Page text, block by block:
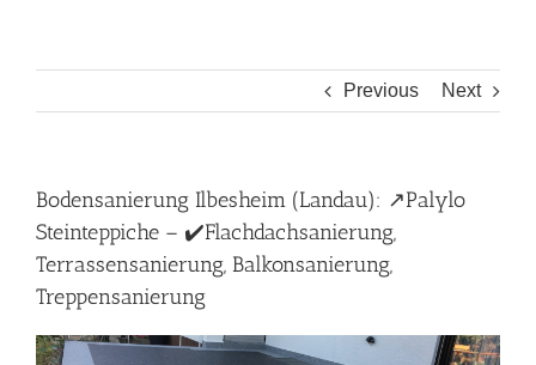
Previous Next
Bodensanierung Ilbesheim (Landau): ↗️Palylo
Steinteppiche – ✔️Flachdachsanierung,
Terrassensanierung, Balkonsanierung,
Treppensanierung